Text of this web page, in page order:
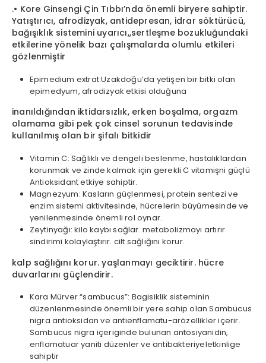
.• Kore Ginsengi Çin Tıbbı’nda önemli biryere sahiptir.
Yatıştırıcı, afrodizyak, antidepresan, idrar söktürücü,
bağışıklık sistemini uyarıcı,,sertleşme bozukluğundaki
etkilerine yönelik bazı çalışmalarda olumlu etkileri
gözlenmiştir
Epimedium extrat:Uzakdoğu’da yetişen bir bitki olan
epimedyum, afrodizyak etkisi olduğuna
inanıldığından iktidarsızlık, erken boşalma, orgazm
olamama gibi pek çok cinsel sorunun tedavisinde
kullanılmış olan bir şifalı bitkidir
Vitamin C: Sağlıklı ve dengeli beslenme, hastalıklardan
korunmak ve zinde kalmak için gerekli C vitamişni güçlü
Antioksidant etkiye sahiptir.
Magnezyum: Kasların güçlenmesi, protein sentezi ve
enzim sistemi aktivitesinde, hücrelerin büyümesinde ve
yenilenmesinde önemli rol oynar.
Zeytinyağı: kilo kaybı sağlar. metabolizmayı artırır.
sindirimi kolaylaştırır. cilt sağlığını korur.
kalp sağlığını korur. yaşlanmayı geciktirir. hücre
duvarlarını güçlendirir.
Kara Mürver “sambucus”: Bagisiklik sisteminin
düzenlenmesinde önemli bir yere sahip olan Sambucus
nigra antioksidan ve antienflamatu-arözellikler içerir.
Sambucus nigra içeriginde bulunan antosiyanidin,
enflamatuar yaniti düzenler ve antibakteriyeletkinlige
sahiptir